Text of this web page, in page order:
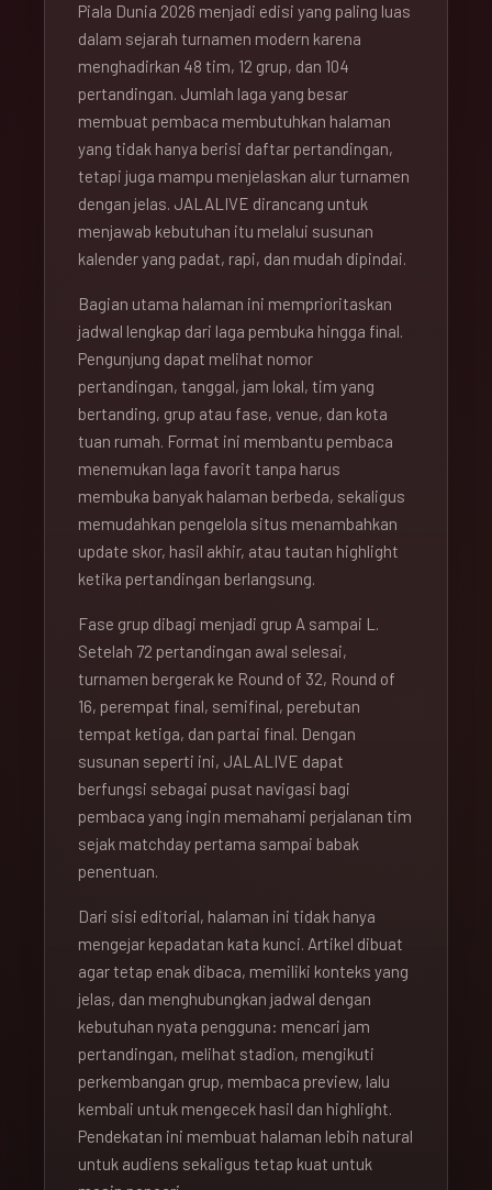
Piala Dunia 2026 menjadi edisi yang paling luas
dalam sejarah turnamen modern karena
menghadirkan 48 tim, 12 grup, dan 104
pertandingan. Jumlah laga yang besar
membuat pembaca membutuhkan halaman
yang tidak hanya berisi daftar pertandingan,
tetapi juga mampu menjelaskan alur turnamen
dengan jelas. JALALIVE dirancang untuk
menjawab kebutuhan itu melalui susunan
kalender yang padat, rapi, dan mudah dipindai.
Bagian utama halaman ini memprioritaskan
jadwal lengkap dari laga pembuka hingga final.
Pengunjung dapat melihat nomor
pertandingan, tanggal, jam lokal, tim yang
bertanding, grup atau fase, venue, dan kota
tuan rumah. Format ini membantu pembaca
menemukan laga favorit tanpa harus
membuka banyak halaman berbeda, sekaligus
memudahkan pengelola situs menambahkan
update skor, hasil akhir, atau tautan highlight
ketika pertandingan berlangsung.
Fase grup dibagi menjadi grup A sampai L.
Setelah 72 pertandingan awal selesai,
turnamen bergerak ke Round of 32, Round of
16, perempat final, semifinal, perebutan
tempat ketiga, dan partai final. Dengan
susunan seperti ini, JALALIVE dapat
berfungsi sebagai pusat navigasi bagi
pembaca yang ingin memahami perjalanan tim
sejak matchday pertama sampai babak
penentuan.
Dari sisi editorial, halaman ini tidak hanya
mengejar kepadatan kata kunci. Artikel dibuat
agar tetap enak dibaca, memiliki konteks yang
jelas, dan menghubungkan jadwal dengan
kebutuhan nyata pengguna: mencari jam
pertandingan, melihat stadion, mengikuti
perkembangan grup, membaca preview, lalu
kembali untuk mengecek hasil dan highlight.
Pendekatan ini membuat halaman lebih natural
untuk audiens sekaligus tetap kuat untuk